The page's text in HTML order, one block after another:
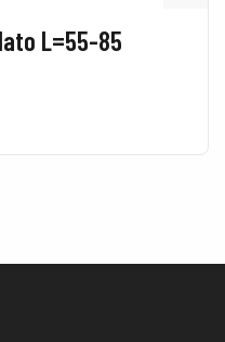
L=55-85